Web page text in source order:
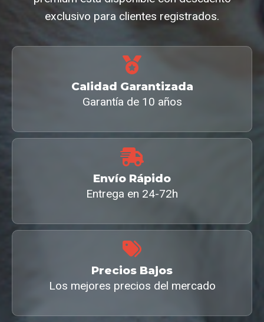
exclusivo para clientes registrados.
Calidad Garantizada
Garantía de 10 años
Envío Rápido
Entrega en 24-72h
Precios Bajos
Los mejores precios del mercado